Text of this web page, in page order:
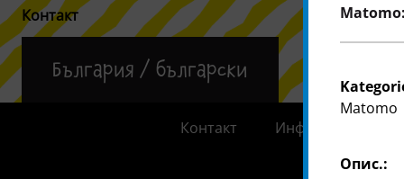
Контакт
България / български
Контакт Информация за
Matomo
Опис.: